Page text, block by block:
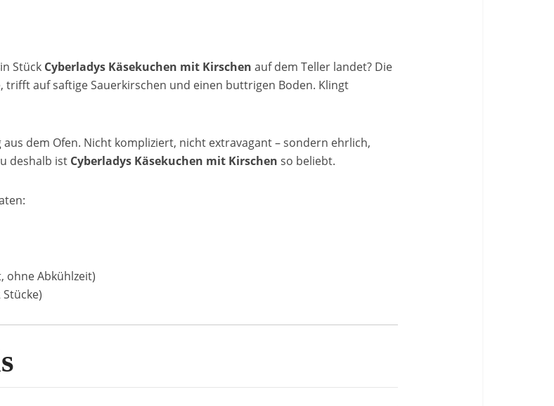
Stück Cyberladys Käsekuchen mit Kirschen auf dem Teller landet? Die
trifft auf saftige Sauerkirschen und einen buttrigen Boden. Klingt
dem Ofen. Nicht kompliziert, nicht extravagant – sondern ehrlich,
deshalb ist Cyberladys Käsekuchen mit Kirschen so beliebt.
ohne Abkühlzeit)